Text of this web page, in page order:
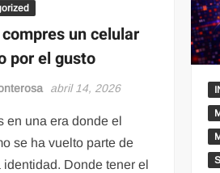
un celular
por el gusto
abril 14, 2026
en una era donde el
se ha vuelto parte de
identidad. Donde tener el